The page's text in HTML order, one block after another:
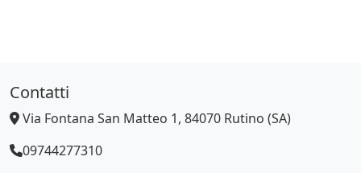
Contatti
Via Fontana San Matteo 1, 84070 Rutino (SA)
09744277310